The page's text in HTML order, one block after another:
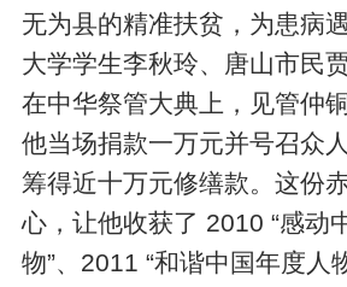
无为县的精准扶贫，为患病
大学学生李秋玲、唐山市民
在中华祭管大典上，见管仲
他当场捐款一万元并号召众
筹得近十万元修缮款。这份
心，让他收获了 2010 “感动
物”、2011 “和谐中国年度人